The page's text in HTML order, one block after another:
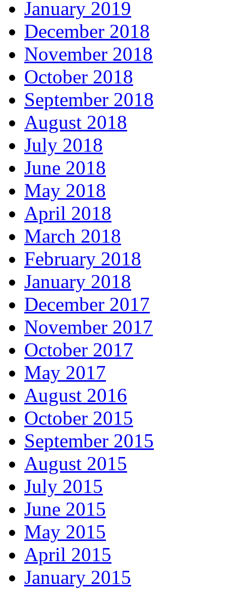
January 2019
December 2018
November 2018
October 2018
September 2018
August 2018
July 2018
June 2018
May 2018
April 2018
March 2018
February 2018
January 2018
December 2017
November 2017
October 2017
May 2017
August 2016
October 2015
September 2015
August 2015
July 2015
June 2015
May 2015
April 2015
January 2015